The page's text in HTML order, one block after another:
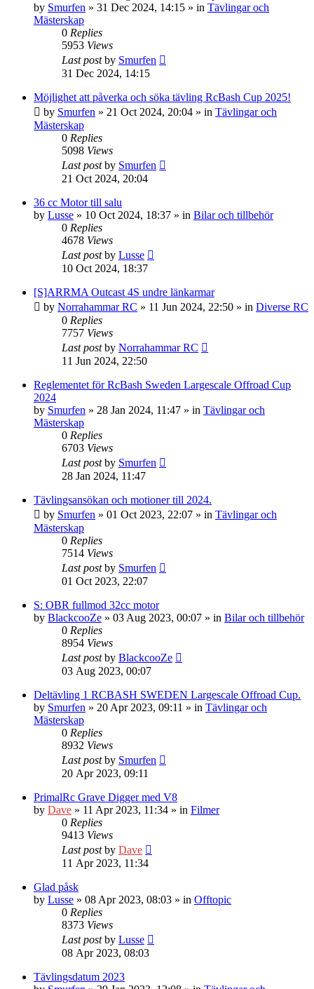
by Smurfen » 31 Dec 2024, 14:15 » in Tävlingar och
Mästerskap
0 Replies
5953 Views
Last postby Smurfen
31 Dec 2024, 14:15
Möjlighet att påverka och söka tävling RcBash Cup 2025!
by Smurfen » 21 Oct 2024, 20:04 » in Tävlingar och
Mästerskap
0 Replies
5098 Views
Last postby Smurfen
21 Oct 2024, 20:04
36 cc Motor till salu
by Lusse » 10 Oct 2024, 18:37 » in Bilar och tillbehör
0 Replies
4678 Views
Last postby Lusse
10 Oct 2024, 18:37
[S]ARRMA Outcast 4S undre länkarmar
by Norrahammar RC » 11 Jun 2024, 22:50 » in Diverse RC
0 Replies
7757 Views
Last postby Norrahammar RC
11 Jun 2024, 22:50
Reglementet för RcBash Sweden Largescale Offroad Cup
2024
by Smurfen » 28 Jan 2024, 11:47 » in Tävlingar och
Mästerskap
0 Replies
6703 Views
Last postby Smurfen
28 Jan 2024, 11:47
Tävlingsansökan och motioner till 2024.
by Smurfen » 01 Oct 2023, 22:07 » in Tävlingar och
Mästerskap
0 Replies
7514 Views
Last postby Smurfen
01 Oct 2023, 22:07
S: OBR fullmod 32cc motor
by BlackcooZe » 03 Aug 2023, 00:07 » in Bilar och tillbehör
0 Replies
8954 Views
Last postby BlackcooZe
03 Aug 2023, 00:07
Deltävling 1 RCBASH SWEDEN Largescale Offroad Cup.
by Smurfen » 20 Apr 2023, 09:11 » in Tävlingar och
Mästerskap
0 Replies
8932 Views
Last postby Smurfen
20 Apr 2023, 09:11
PrimalRc Grave Digger med V8
by Dave » 11 Apr 2023, 11:34 » in Filmer
0 Replies
9413 Views
Last postby Dave
11 Apr 2023, 11:34
Glad påsk
by Lusse » 08 Apr 2023, 08:03 » in Offtopic
0 Replies
8373 Views
Last postby Lusse
08 Apr 2023, 08:03
Tävlingsdatum 2023